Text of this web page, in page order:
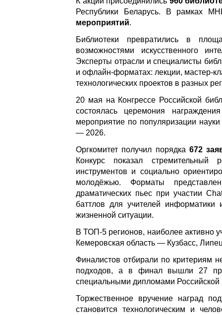
Республики Беларусь. В рамках
мероприятий.
Библиотеки превратились в
возможностями искусственного
Эксперты отрасли и специалисты
и офлайн-форматах: лекции, мастер-
технологических проектов в разных
20 мая на Конгрессе Российской
состоялась церемония
мероприятие по популяризации
— 2026.
Оргкомитет получил порядка 672
Конкурс показал
инструментов и социально
молодёжью. Форматы
драматических пьес при участии
баттлов для учителей информатики
жизненной ситуации.
В ТОП-5 регионов, наиболее активно
Кемеровская область — Кузбасс,
Финалистов отбирали по критериям
подходов, а в финал вышли 27
специальными дипломами Российской
Торжественное вручение наград
становится технологическим и